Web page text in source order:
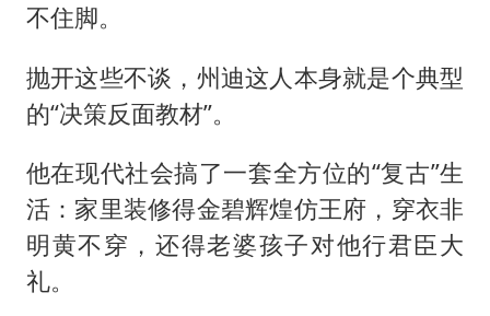
不住脚。
抛开这些不谈，州迪这人本身就是个典型
的“决策反面教材”。
他在现代社会搞了一套全方位的“复古”生
活：家里装修得金碧辉煌仿王府，穿衣非
明黄不穿，还得老婆孩子对他行君臣大
礼。